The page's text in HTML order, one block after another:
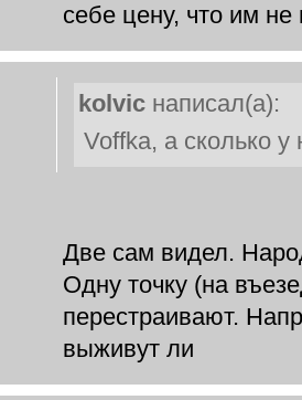
себе цену, что им не
kolvic написал(а):
Voffka, а сколько у
Две сам видел.
Одну точку (на
перестраивают.
выживут ли